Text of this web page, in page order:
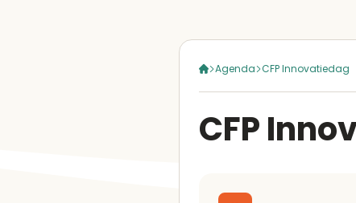
Agenda CFP Innovatiedag
CFP